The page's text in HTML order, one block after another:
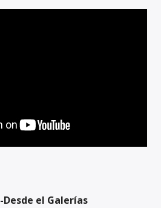
-Desde el Galerías